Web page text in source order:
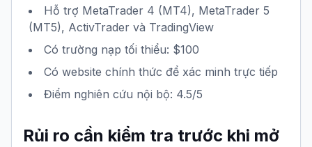
Hỗ trợ MetaTrader 4 (MT4), MetaTrader 5
(MT5), ActivTrader và TradingView
Có trường nạp tối thiểu: $100
Có website chính thức để xác minh trực tiếp
Điểm nghiên cứu nội bộ: 4.5/5
Rủi ro cần kiểm tra trước khi mở